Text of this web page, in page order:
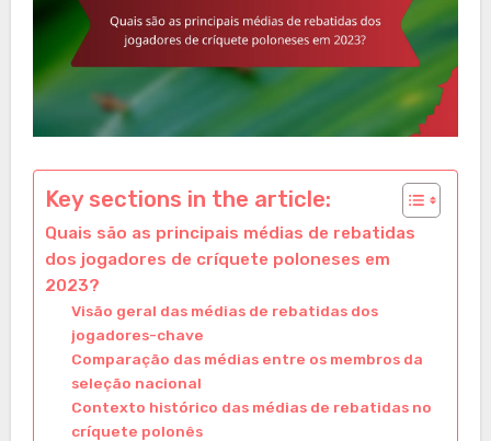
Key sections in the article:
Quais são as principais médias de rebatidas
dos jogadores de críquete poloneses em
2023?
Visão geral das médias de rebatidas dos
jogadores-chave
Comparação das médias entre os membros da
seleção nacional
Contexto histórico das médias de rebatidas no
críquete polonês